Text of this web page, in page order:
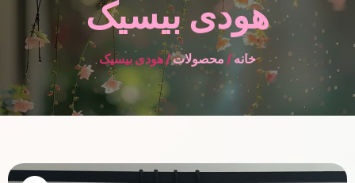
هودی بیسیک
خانه / محصولات/ هودی بیسیک